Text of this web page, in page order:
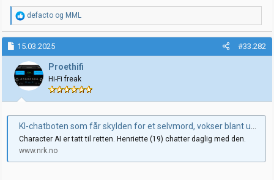
R
e
a
k
s
j
o
n
e
r
defacto og MML
15.03.2025 #33.282
Proethifi
Hi-Fi freak
KI-chatboten som får skylden for et selvmord, vokser blant unge
Character AI er tatt til retten. Henriette (19) chatter daglig med den.
www.nrk.no